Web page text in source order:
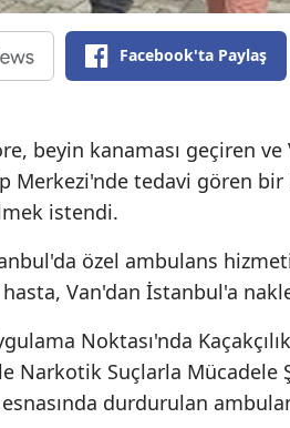
Facebook'ta Paylaş
beyin kanaması geçiren ve
Merkezi'nde tedavi gören bir
istendi.
özel ambulans
Van'dan İstanbul'a
Noktası'nda
Narkotik Suçlarla
durdurulan